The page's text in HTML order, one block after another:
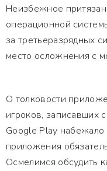
Неизбежное
операционной
за третьеразрядных
место осложнения с
О толковости
игроков, записавших
Google Play
приложения
Осмелимся обсудить